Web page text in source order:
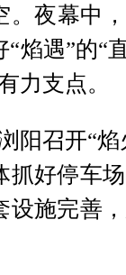
。夜幕中
“焰遇”的“
力支点。
阳召开“
抓好停车
设施完善